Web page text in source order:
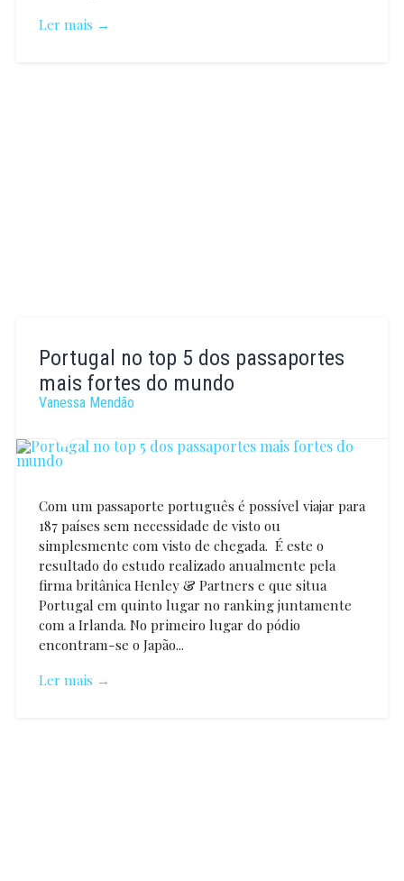
Ler mais →
Portugal no top 5 dos passaportes
mais fortes do mundo
Vanessa Mendão
Com um passaporte português é possível viajar para
187 países sem necessidade de visto ou
simplesmente com visto de chegada. É este o
resultado do estudo realizado anualmente pela
firma britânica Henley & Partners e que situa
Portugal em quinto lugar no ranking juntamente
com a Irlanda. No primeiro lugar do pódio
encontram-se o Japão...
Ler mais →